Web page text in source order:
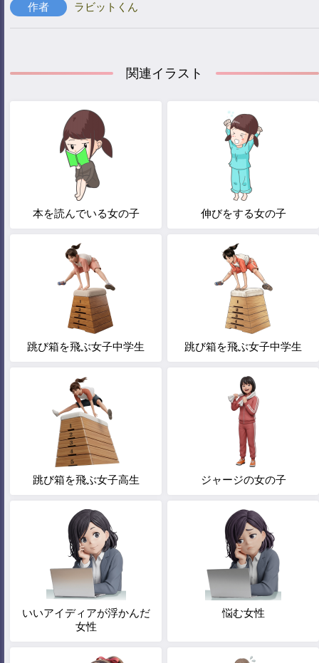
作者 ラビットくん
関連イラスト
本を読んでいる女の子 伸びをする女の子
跳び箱を飛ぶ女子中学生 跳び箱を飛ぶ女子中学生
跳び箱を飛ぶ女子高生 ジャージの女の子
いいアイディアが浮かんだ
女性
悩む女性